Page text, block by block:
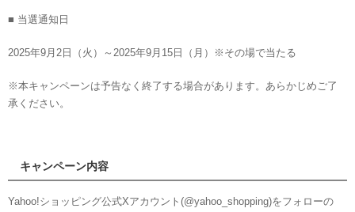
■ 当選通知日
2025年9月2日（火）～2025年9月15日（月）※その場で当たる
※本キャンペーンは予告なく終了する場合があります。あらかじめご了
承ください。
キャンペーン内容
Yahoo!ショッピング公式Xアカウント(@yahoo_shopping)をフォローの